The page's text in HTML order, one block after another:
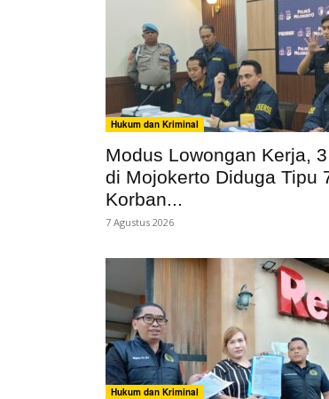
Hukum dan Kriminal
Modus Lowongan Kerja,
di Mojokerto Diduga Tipu
Korban...
7 Agustus 2026
Hukum dan Kriminal